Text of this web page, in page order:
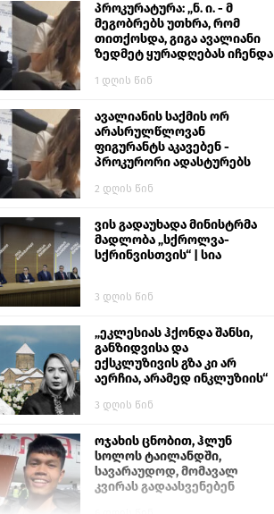
პროკურატურა: „ნ. ი. - მ
მეგობრებს უთხრა, რომ
თითქოსდა, გიგა ავალიანი
ზედმეტ ყურადღებას იჩენდა
ალექსანდრე გაბაშვილი
გიგა ავალიანს“
1 დღის წინ
ავალიანის საქმის ორ
არასრულწლოვან
ფიგურანტს აკავებენ -
პროკურორი ადასტურებს
2 დღის წინ
ვის გადაუხადა მინისტრმა
მადლობა „სქროლვა-
სქრინვისთვის“ | სია
3 დღის წინ
„ეკლესიას ჰქონდა შანსი,
განზიდვისა და
ექსკლუზივის გზა კი არ
აერჩია, არამედ ინკლუზიის“
3 დღის წინ
ოჯახის ცნობით, ჰლუნ
სოლოს ტაილანდში,
სავარაუდოდ, მომავალ
კვირას გადაასვენებენ